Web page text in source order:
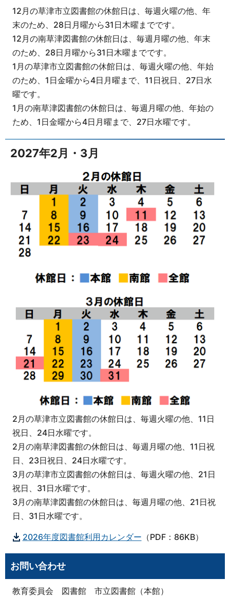
12月の草津市立図書館の休館日は、毎週火曜の他、年
末のため、28日月曜から31日木曜までです。
12月の南草津図書館の休館日は、毎週月曜の他、年末
のため、28日月曜から31日木曜までです。
1月の草津市立図書館の休館日は、毎週火曜の他、年始
のため、1日金曜から4日月曜まで、11日祝日、27日水
曜です。
1月の南草津図書館の休館日は、毎週月曜の他、年始の
ため、1日金曜から4日月曜まで、27日水曜です。
2027年2月・3月
2月の草津市立図書館の休館日は、毎週火曜の他、11日
祝日、24日水曜です。
2月の南草津図書館の休館日は、毎週月曜の他、11日祝
日、23日祝日、24日水曜です。
3月の草津市立図書館の休館日は、毎週火曜の他、21日
祝日、31日水曜です。
3月の南草津図書館の休館日は、毎週月曜の他、21日祝
日、31日水曜です。
2026年度図書館利用カレンダー （PDF：86KB）
お問い合わせ
教育委員会 図書館 市立図書館（本館）